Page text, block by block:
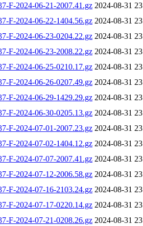
F-2024-06-21-2007.41.gz 2024-08-31
F-2024-06-22-1404.56.gz 2024-08-31
F-2024-06-23-0204.22.gz 2024-08-31
F-2024-06-23-2008.22.gz 2024-08-31
F-2024-06-25-0210.17.gz 2024-08-31
F-2024-06-26-0207.49.gz 2024-08-31
F-2024-06-29-1429.29.gz 2024-08-31
F-2024-06-30-0205.13.gz 2024-08-31
F-2024-07-01-2007.23.gz 2024-08-31
F-2024-07-02-1404.12.gz 2024-08-31
F-2024-07-07-2007.41.gz 2024-08-31
F-2024-07-12-2006.58.gz 2024-08-31
F-2024-07-16-2103.24.gz 2024-08-31
F-2024-07-17-0220.14.gz 2024-08-31
F-2024-07-21-0208.26.gz 2024-08-31